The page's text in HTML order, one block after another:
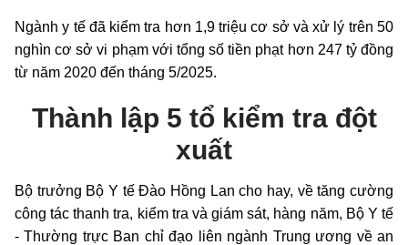
Ngành y tế đã kiểm tra hơn 1,9 triệu cơ sở và xử lý trên 50
nghìn cơ sở vi phạm với tổng số tiền phạt hơn 247 tỷ đồng
từ năm 2020 đến tháng 5/2025.
Thành lập 5 tổ kiểm tra đột
xuất
Bộ trưởng Bộ Y tế Đào Hồng Lan cho hay, về tăng cường
công tác thanh tra, kiểm tra và giám sát, hàng năm, Bộ Y tế
- Thường trực Ban chỉ đạo liên ngành Trung ương về an